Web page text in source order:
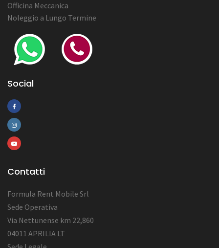
Officina Meccanica
Noleggio a Lungo Termine
Social
Contatti
Formula Rent Mobile Srl
Sede Operativa
Via Nettunense km 22,860
04011 APRILIA LT